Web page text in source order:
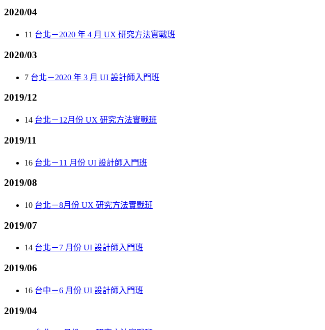
2020/04
11 台北－2020 年 4 月 UX 研究方法實戰班
2020/03
7 台北－2020 年 3 月 UI 設計師入門班
2019/12
14 台北－12月份 UX 研究方法實戰班
2019/11
16 台北－11 月份 UI 設計師入門班
2019/08
10 台北－8月份 UX 研究方法實戰班
2019/07
14 台北－7 月份 UI 設計師入門班
2019/06
16 台中－6 月份 UI 設計師入門班
2019/04